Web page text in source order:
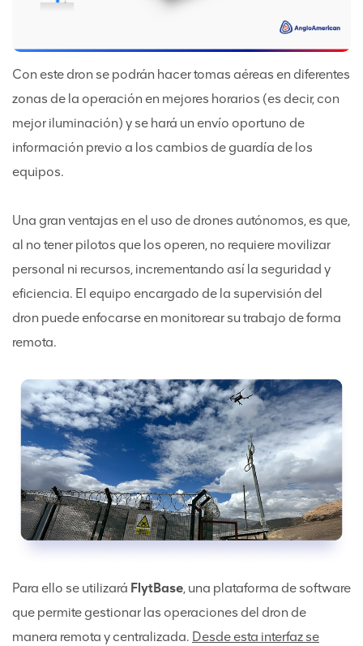
Con este dron se podrán hacer tomas aéreas en diferentes
zonas de la operación en mejores horarios (es decir, con
mejor iluminación) y se hará un envío oportuno de
información previo a los cambios de guardía de los
equipos.
Una gran ventajas en el uso de drones autónomos, es que,
al no tener pilotos que los operen, no requiere movilizar
personal ni recursos, incrementando así la seguridad y
eficiencia. El equipo encargado de la supervisión del
dron puede enfocarse en monitorear su trabajo de forma
remota.
Para ello se utilizará FlytBase, una plataforma de software
que permite gestionar las operaciones del dron de
manera remota y centralizada. Desde esta interfaz se